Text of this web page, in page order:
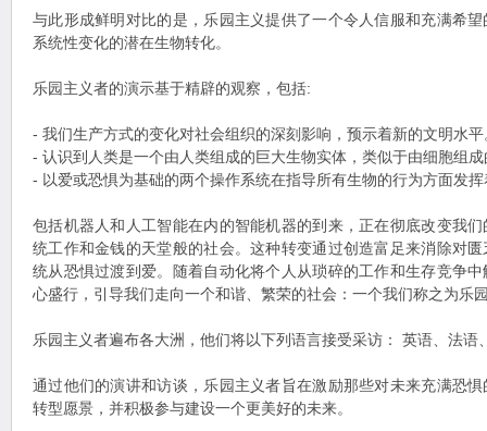
与此形成鲜明对比的是，乐园主义提供了一个令人信服和充满希
系统性变化的潜在生物转化。
乐园主义者的演示基于精辟的观察，包括:
- 我们生产方式的变化对社会组织的深刻影响，预示着新的文明水平
- 认识到人类是一个由人类组成的巨大生物实体，类似于由细胞组
- 以爱或恐惧为基础的两个操作系统在指导所有生物的行为方面发
包括机器人和人工智能在内的智能机器的到来，正在彻底改变我
统工作和金钱的天堂般的社会。这种转变通过创造富足来消除对
统从恐惧过渡到爱。随着自动化将个人从琐碎的工作和生存竞争
心盛行，引导我们走向一个和谐、繁荣的社会：一个我们称之为乐
乐园主义者遍布各大洲，他们将以下列语言接受采访： 英语、法语
通过他们的演讲和访谈，乐园主义者旨在激励那些对未来充满恐
转型愿景，并积极参与建设一个更美好的未来。